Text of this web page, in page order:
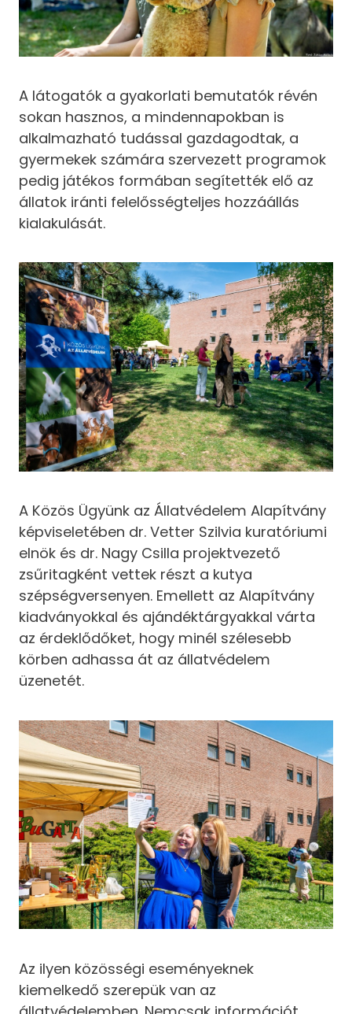
A látogatók a gyakorlati bemutatók révén
sokan hasznos, a mindennapokban is
alkalmazható tudással gazdagodtak, a
gyermekek számára szervezett programok
pedig játékos formában segítették elő az
állatok iránti felelősségteljes hozzáállás
kialakulását.
A Közös Ügyünk az Állatvédelem Alapítvány
képviseletében dr. Vetter Szilvia kuratóriumi
elnök és dr. Nagy Csilla projektvezető
zsűritagként vettek részt a kutya
szépségversenyen. Emellett az Alapítvány
kiadványokkal és ajándéktárgyakkal várta
az érdeklődőket, hogy minél szélesebb
körben adhassa át az állatvédelem
üzenetét.
Az ilyen közösségi eseményeknek
kiemelkedő szerepük van az